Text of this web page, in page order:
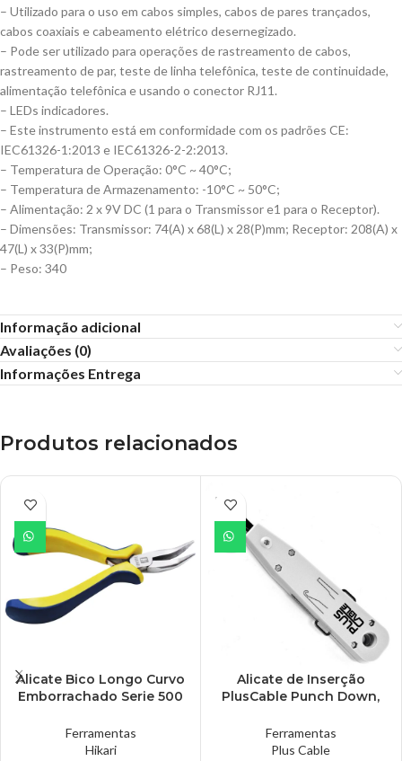
– Utilizado para o uso em cabos simples, cabos de pares trançados,
cabos coaxiais e cabeamento elétrico desernegizado.
– Pode ser utilizado para operações de rastreamento de cabos,
rastreamento de par, teste de linha telefônica, teste de continuidade,
alimentação telefônica e usando o conector RJ11.
– LEDs indicadores.
– Este instrumento está em conformidade com os padrões CE:
IEC61326-1:2013 e IEC61326-2-2:2013.
– Temperatura de Operação: 0°C ~ 40°C;
– Temperatura de Armazenamento: -10°C ~ 50°C;
– Alimentação: 2 x 9V DC (1 para o Transmissor e1 para o Receptor).
– Dimensões: Transmissor: 74(A) x 68(L) x 28(P)mm; Receptor: 208(A) x
47(L) x 33(P)mm;
– Peso: 340
Informação adicional
Avaliações (0)
Informações Entrega
Produtos relacionados
Alicate Bico Longo Curvo
Emborrachado Serie 500
Ferramentas
Hikari
ESGO
TADO
Alicate de Inserção
PlusCable Punch Down,
Ferramentas
Plus Cable